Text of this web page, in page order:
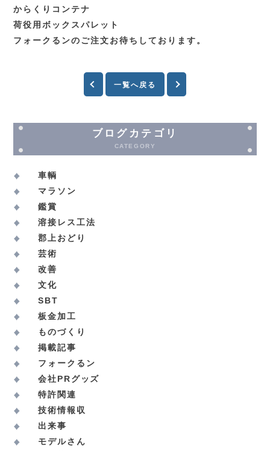
からくりコンテナ
荷役用ボックスパレット
フォークるンのご注文お待ちしております。
一覧へ戻る
ブログカテゴリ
CATEGORY
車輌
マラソン
鑑賞
溶接レス工法
郡上おどり
芸術
改善
文化
SBT
板金加工
ものづくり
掲載記事
フォークるン
会社PRグッズ
特許関連
技術情報収
出来事
モデルさん